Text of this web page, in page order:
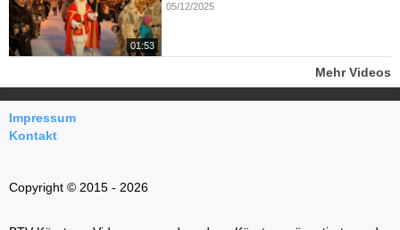
01:53
05/12/2025
Mehr Videos
Impressum
Kontakt
Copyright © 2015 - 2026